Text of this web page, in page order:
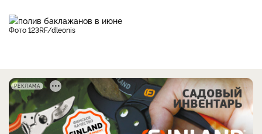
фото 123RF/dleonis
РЕКЛАМА